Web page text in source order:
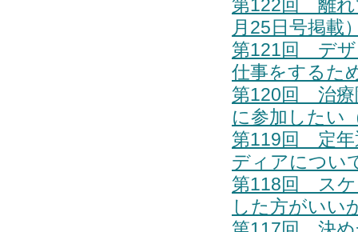
第122回 離れ
月25日号掲載
第121回 デザ
仕事をするた
第120回 治療
に参加したい
第119回 定年
ディアについ
第118回 スケ
した方がいい